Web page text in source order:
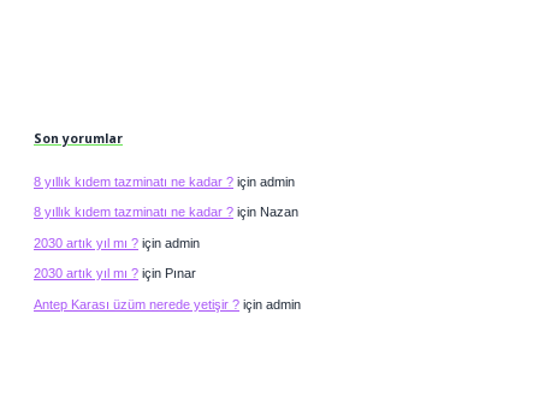
Son yorumlar
8 yıllık kıdem tazminatı ne kadar ? için admin
8 yıllık kıdem tazminatı ne kadar ? için Nazan
2030 artık yıl mı ? için admin
2030 artık yıl mı ? için Pınar
Antep Karası üzüm nerede yetişir ? için admin